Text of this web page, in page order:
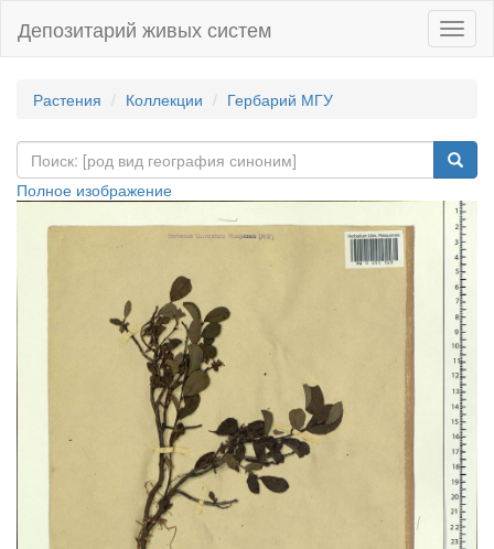
Депозитарий живых систем
Растения Коллекции Гербарий МГУ
Полное изображение